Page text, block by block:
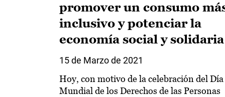
promover un consumo
inclusivo y potenciar la
economía social y solidaria
15 de Marzo de 2021
Hoy, con motivo de la celebración del Día
Mundial de los Derechos de las Personas